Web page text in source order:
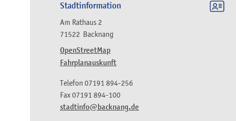
Stadtinformation
Am Rathaus 2
71522 Backnang
OpenStreetMap
Fahrplanauskunft
stadtinfo@backnang.de
Telefon 07191 894-256
Fax07191 894-100